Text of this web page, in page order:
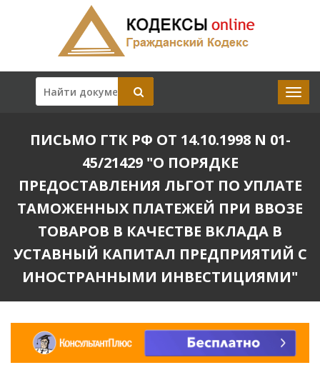
ПИСЬМО ГТК РФ ОТ 14.10.1998 N 01-
45/21429 "О ПОРЯДКЕ
ПРЕДОСТАВЛЕНИЯ ЛЬГОТ ПО УПЛАТЕ
ТАМОЖЕННЫХ ПЛАТЕЖЕЙ ПРИ ВВОЗЕ
ТОВАРОВ В КАЧЕСТВЕ ВКЛАДА В
УСТАВНЫЙ КАПИТАЛ ПРЕДПРИЯТИЙ С
ИНОСТРАННЫМИ ИНВЕСТИЦИЯМИ"